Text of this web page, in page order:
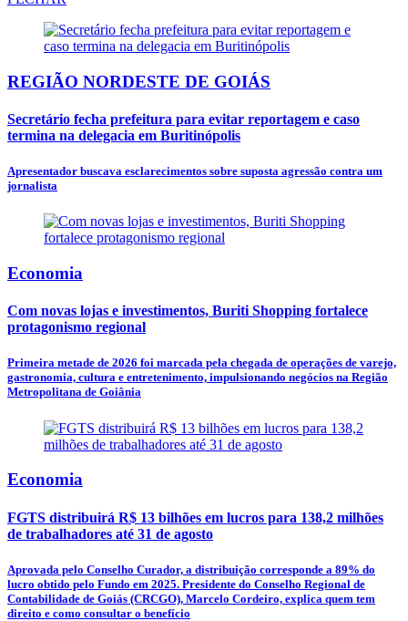
REGIÃO NORDESTE DE GOIÁS
Secretário fecha prefeitura para evitar reportagem e caso
termina na delegacia em Buritinópolis
Apresentador buscava esclarecimentos sobre suposta agressão contra um
jornalista
Economia
Com novas lojas e investimentos, Buriti Shopping fortalece
protagonismo regional
Primeira metade de 2026 foi marcada pela chegada de operações de varejo,
gastronomia, cultura e entretenimento, impulsionando negócios na Região
Metropolitana de Goiânia
Economia
FGTS distribuirá R$ 13 bilhões em lucros para 138,2 milhões
de trabalhadores até 31 de agosto
Aprovada pelo Conselho Curador, a distribuição corresponde a 89% do
lucro obtido pelo Fundo em 2025. Presidente do Conselho Regional de
Contabilidade de Goiás (CRCGO), Marcelo Cordeiro, explica quem tem
direito e como consultar o benefício